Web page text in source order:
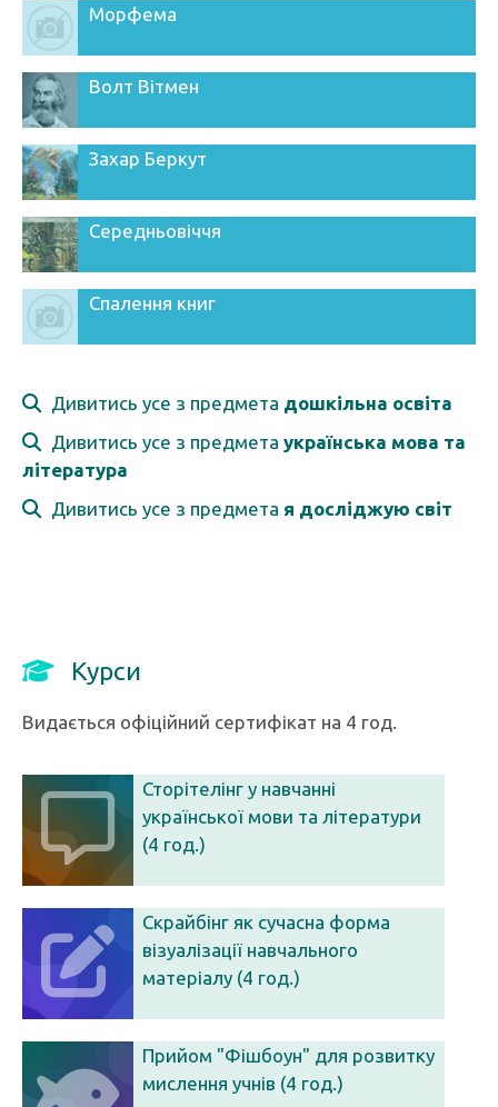
Морфема
Волт Вітмен
Захар Беркут
Середньовіччя
Спалення книг
Дивитись усе з предмета дошкільна освіта
Дивитись усе з предмета українська мова та
література
Дивитись усе з предмета я досліджую світ
Курси
Видається офіційний сертифікат на 4 год.
Сторітелінг у навчанні
української мови та літератури
(4 год.)
Скрайбінг як сучасна форма
візуалізації навчального
матеріалу (4 год.)
Прийом "Фішбоун" для розвитку
мислення учнів (4 год.)